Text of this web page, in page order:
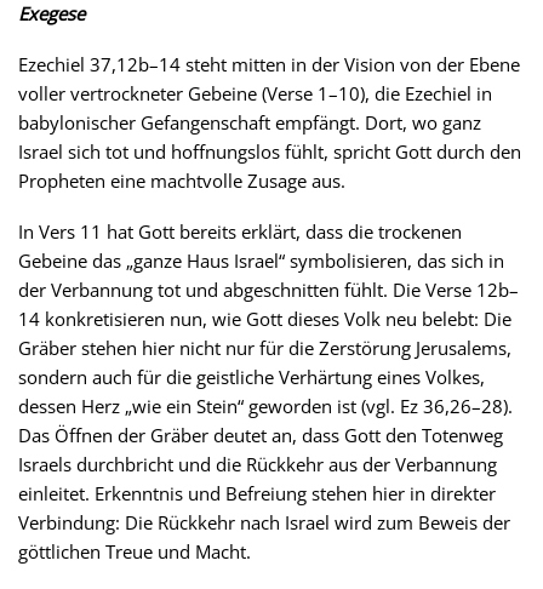
Exegese
Ezechiel 37,12b–14 steht mitten in der Vision von der Ebene
voller vertrockneter Gebeine (Verse 1–10), die Ezechiel in
babylonischer Gefangenschaft empfängt. Dort, wo ganz
Israel sich tot und hoffnungslos fühlt, spricht Gott durch den
Propheten eine machtvolle Zusage aus.
In Vers 11 hat Gott bereits erklärt, dass die trockenen
Gebeine das „ganze Haus Israel“ symbolisieren, das sich in
der Verbannung tot und abgeschnitten fühlt. Die Verse 12b–
14 konkretisieren nun, wie Gott dieses Volk neu belebt: Die
Gräber stehen hier nicht nur für die Zerstörung Jerusalems,
sondern auch für die geistliche Verhärtung eines Volkes,
dessen Herz „wie ein Stein“ geworden ist (vgl. Ez 36,26–28).
Das Öffnen der Gräber deutet an, dass Gott den Totenweg
Israels durchbricht und die Rückkehr aus der Verbannung
einleitet. Erkenntnis und Befreiung stehen hier in direkter
Verbindung: Die Rückkehr nach Israel wird zum Beweis der
göttlichen Treue und Macht.